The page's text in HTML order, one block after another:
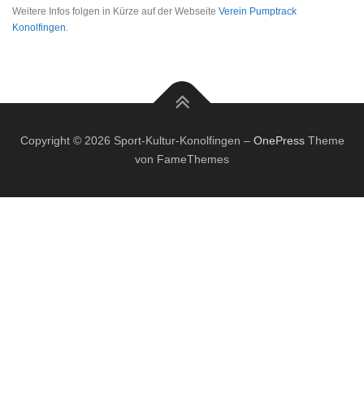
Weitere Infos folgen in Kürze auf der Webseite Verein Pumptrack
Konolfingen.
Copyright © 2026 Sport-Kultur-Konolfingen – OnePressTheme
von FameThemes